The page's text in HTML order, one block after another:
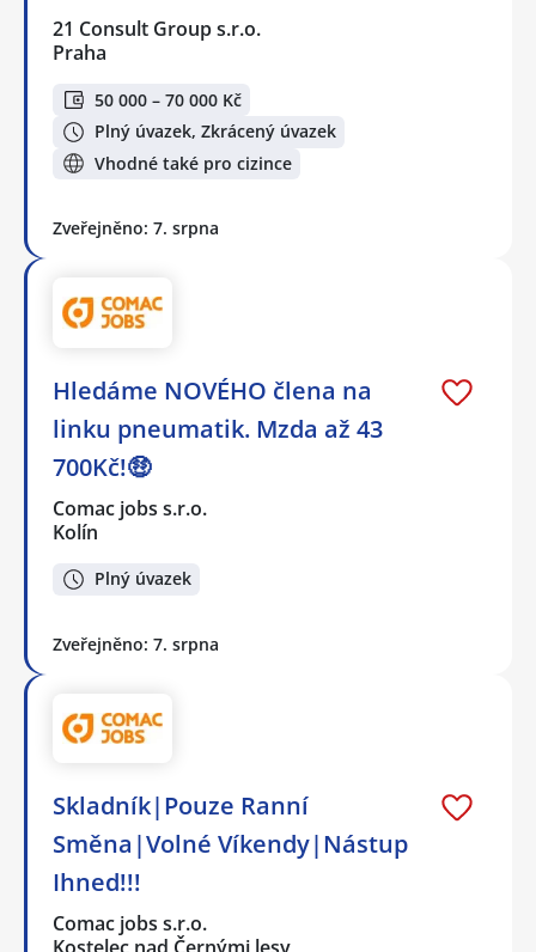
21 Consult Group s.r.o.
Praha
50 000 – 70 000 Kč
Plný úvazek, Zkrácený úvazek
Vhodné také pro cizince
Zveřejněno: 7. srpna
Hledáme NOVÉHO člena na
linku pneumatik. Mzda až 43
700Kč!🤑
Comac jobs s.r.o.
Kolín
Plný úvazek
Zveřejněno: 7. srpna
Skladník|Pouze Ranní
Směna|Volné Víkendy|Nástup
Ihned!!!
Comac jobs s.r.o.